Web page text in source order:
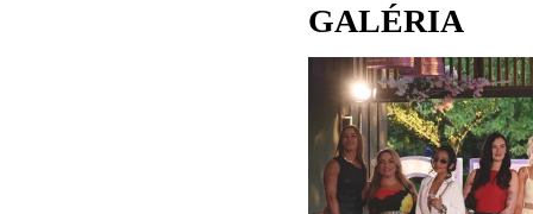
GALÉRIA